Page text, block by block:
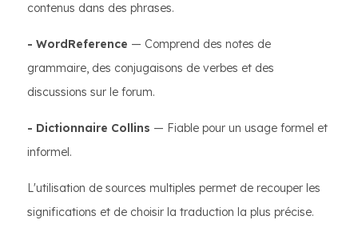
contenus dans des phrases.
- WordReference — Comprend des notes de
grammaire, des conjugaisons de verbes et des
discussions sur le forum.
- Dictionnaire Collins — Fiable pour un usage formel et
informel.
L'utilisation de sources multiples permet de recouper les
significations et de choisir la traduction la plus précise.